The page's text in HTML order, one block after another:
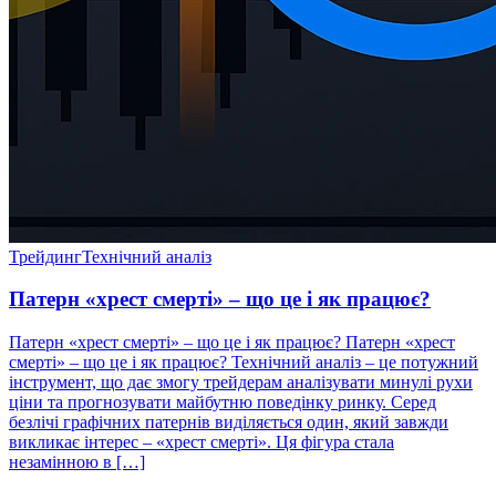
ТрейдингТехнічний аналіз
Патерн «хрест смерті» – що це і як працює?
Патерн «хрест смерті» – що це і як працює? Патерн «хрест
смерті» – що це і як працює? Технічний аналіз – це потужний
інструмент, що дає змогу трейдерам аналізувати минулі рухи
ціни та прогнозувати майбутню поведінку ринку. Серед
безлічі графічних патернів виділяється один, який завжди
викликає інтерес – «хрест смерті». Ця фігура стала
незамінною в […]